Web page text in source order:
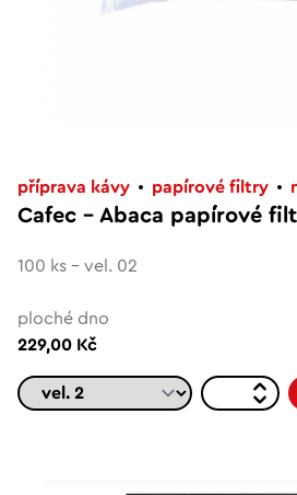
příprava kávy papírové filtry
Cafec – Abaca papírové
100 ks – vel. 02
ploché dno
229,00 Kč